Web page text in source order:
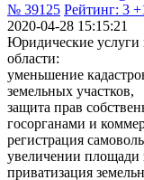
№ 39125 Рейтинг: 3
2020-04-28 15:15:21
Юридические услуги
области:
уменьшение
земельных участков,
защита прав
госорганами и
регистрация
увеличении площади
приватизация